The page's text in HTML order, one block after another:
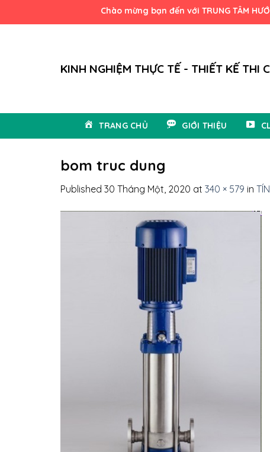
to
Chào mừng bạn đến với TRUNG TÂM HƯỚNG
KINH NGHIỆM THỰC TẾ - THIẾT KẾ THI
TRANG CHỦ GIỚI THIỆU
bom truc dung
Published 30 Tháng Một, 2020 at 340 × 579 in